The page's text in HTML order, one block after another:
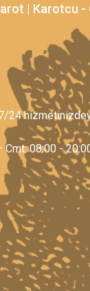
| Karotcu -
24
Cmt: 08:00 -